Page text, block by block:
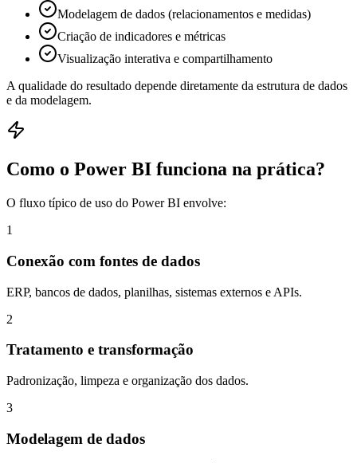
Modelagem de dados (relacionamentos e medidas)
Criação de indicadores e métricas
Visualização interativa e compartilhamento
A qualidade do resultado depende diretamente da estrutura de dados
e da modelagem.
Como o Power BI funciona na prática?
O fluxo típico de uso do Power BI envolve:
1
Conexão com fontes de dados
ERP, bancos de dados, planilhas, sistemas externos e APIs.
2
Tratamento e transformação
Padronização, limpeza e organização dos dados.
3
Modelagem de dados